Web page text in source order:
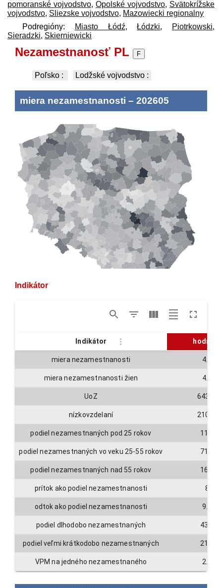
pomoranské vojvodstvo, Opolské vojvodstvo, Svätokrížske
vojvodstvo, Sliezske vojvodstvo, Mazowiecki regionalny
Podregióny:
Miasto Łódź,Łódzki, Piotrkowski,
Sieradzki, Skierniewicki
Nezamestnanosť PL F
Poľsko : Lodžské vojvodstvo :
miera nezamestnanosti – 202605
Indikátor
Indikátor hodnota
miera nezamestnanosti 4.4
miera nezamestnanosti žien 4.1
UoZ 64317
nízkovzdelaní 21022
podiel nezamestnaných pod 25 rokov 11.5
podiel nezamestnaných vo veku 25-55 rokov 71.7
podiel nezamestnaných nad 55 rokov 16.8
prítok ako podiel nezamestnanosti 8
odtok ako podiel nezamestnanosti 9.4
podiel dlhodobo nezamestnaných 43.2
podiel veľmi krátkodobo nezamestnaných 21.6
VPM na jedného nezamestnaného 2.6